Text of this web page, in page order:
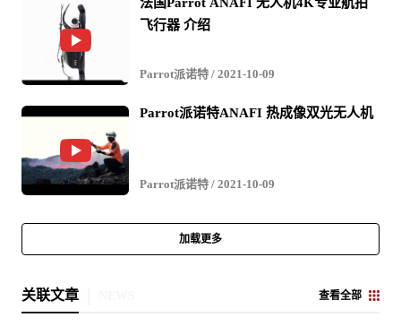
法国Parrot ANAFI 无人机4K专业航拍
飞行器 介绍
Parrot派诺特 / 2021-10-09
Parrot派诺特ANAFI 热成像双光无人机
Parrot派诺特 / 2021-10-09
加载更多
关联文章 查看全部